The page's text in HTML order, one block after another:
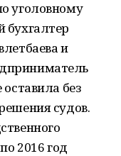
уголовному
бухгалтер
и
без
судов.
2016 год